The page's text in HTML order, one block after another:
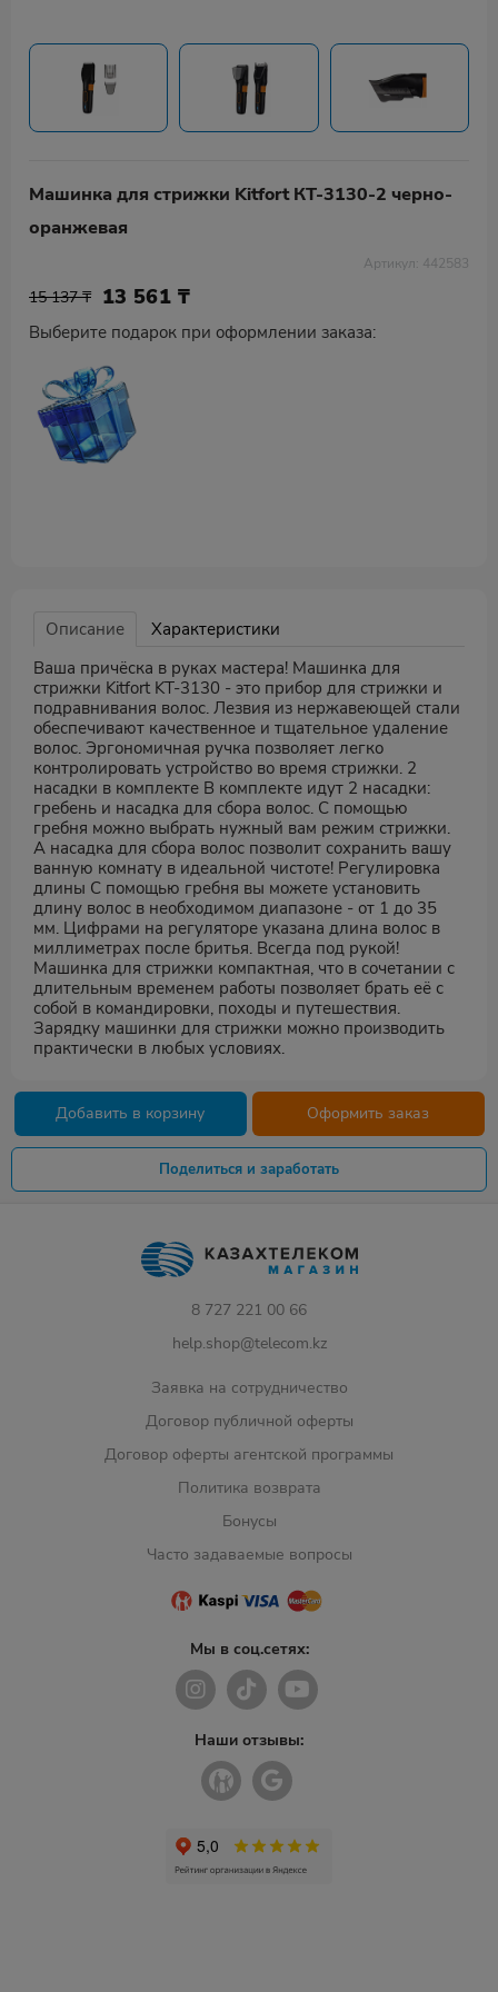
Машинка для стрижки Kitfort КТ-3130-2 черно-
оранжевая
Артикул: 442583
15 137 ₸ 13 561 ₸
Выберите подарок при оформлении заказа:
Описание
Характеристики
Ваша причёска в руках мастера! Машинка для
стрижки Kitfort KT-3130 - это прибор для стрижки и
подравнивания волос. Лезвия из нержавеющей стали
обеспечивают качественное и тщательное удаление
волос. Эргономичная ручка позволяет легко
контролировать устройство во время стрижки. 2
насадки в комплекте В комплекте идут 2 насадки:
гребень и насадка для сбора волос. С помощью
гребня можно выбрать нужный вам режим стрижки.
А насадка для сбора волос позволит сохранить вашу
ванную комнату в идеальной чистоте! Регулировка
длины С помощью гребня вы можете установить
длину волос в необходимом диапазоне - от 1 до 35
мм. Цифрами на регуляторе указана длина волос в
миллиметрах после бритья. Всегда под рукой!
Машинка для стрижки компактная, что в сочетании с
длительным временем работы позволяет брать её с
собой в командировки, походы и путешествия.
Зарядку машинки для стрижки можно производить
практически в любых условиях.
Добавить в корзину Оформить заказ
Поделиться и заработать
8 727 221 00 66
help.shop@telecom.kz
Заявка на сотрудничество
Договор публичной оферты
Договор оферты агентской программы
Политика возврата
Бонусы
Часто задаваемые вопросы
Мы в соц.сетях:
Наши отзывы: